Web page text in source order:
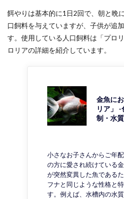
餌やりは基本的に1日2回で、朝と晩
口飼料を与えていますが、子供が追
す。使用している人口飼料は「プロ
ロリアの詳細を紹介しています。
金魚に
リア」
制・水
小さなお子さんからご年
の方に愛され続けている
が突然変異した魚である
フナと同じような性格と
す。例えば、水槽内の水